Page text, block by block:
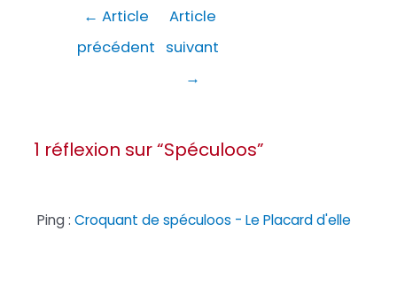
Navigation
l’article
← Article
précédent
Article
suivant
→
1 réflexion sur “Spéculoos”
Ping : Croquant de spéculoos - Le Placard d'elle